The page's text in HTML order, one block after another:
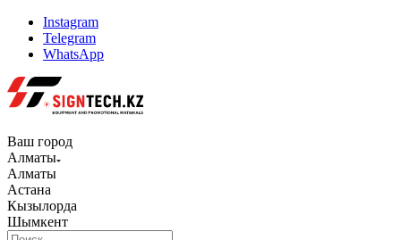
Instagram
Telegram
WhatsApp
Ваш город
Алматы
Алматы
Астана
Кызылорда
Шымкент